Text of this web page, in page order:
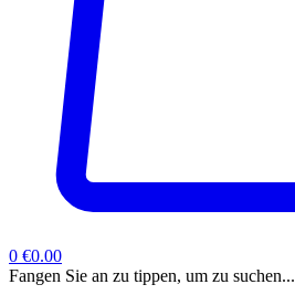
0 €0.00
Fangen Sie an zu tippen, um zu suchen...